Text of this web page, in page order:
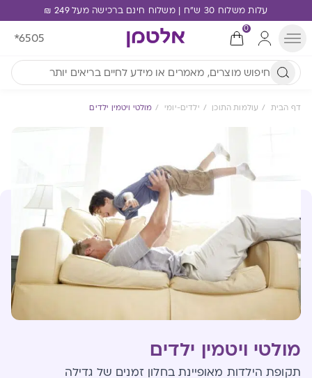
עלות משלוח 30 ש"ח | משלוח חינם ברכישה מעל 249 ₪
0
*6505
דף הבית עולמות התוכן ילדים-יומי מולטי ויטמין ילדים
מולטי ויטמין ילדים
תקופת הילדות מאופיינת בחלון זמנים של גדילה